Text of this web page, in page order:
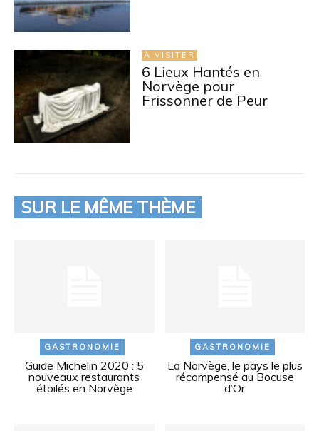
À VISITER
6 Lieux Hantés en
Norvège pour
Frissonner de Peur
SUR LE MÊME THÈME
GASTRONOMIE
Guide Michelin 2020 : 5
nouveaux restaurants
étoilés en Norvège
GASTRONOMIE
La Norvège, le pays le plus
récompensé au Bocuse
d’Or